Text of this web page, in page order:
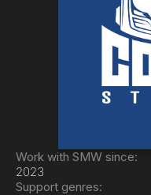
Work with SMW since:
2023
Support genres: